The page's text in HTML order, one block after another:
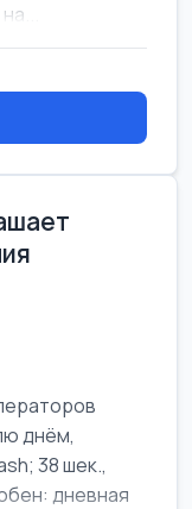
днём,
38 шек.,
дневная